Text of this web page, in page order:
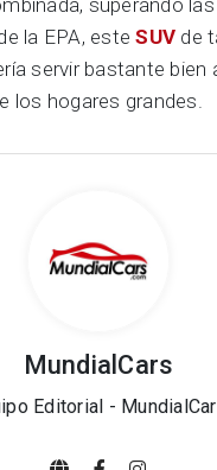
superando las
la EPA, esteSUV de
servir bastante bien
los hogares grandes.
MundialCars
Editorial -